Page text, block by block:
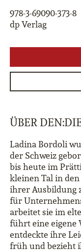
978-3-69090-373-8
dp Verlag
ÜBER
Ladina Bordoli
der Schweiz
bis heute im
kleinen Tal in
ihrer Ausbildung
für
arbeitet sie im
führt eine eigene
entdeckte ihre
früh und bezieht